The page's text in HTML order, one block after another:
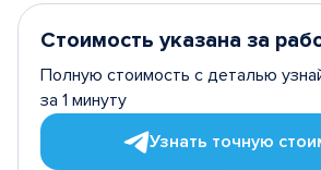
Стоимость указана за
Полную стоимость с деталью
за 1 минуту
Узнать точную